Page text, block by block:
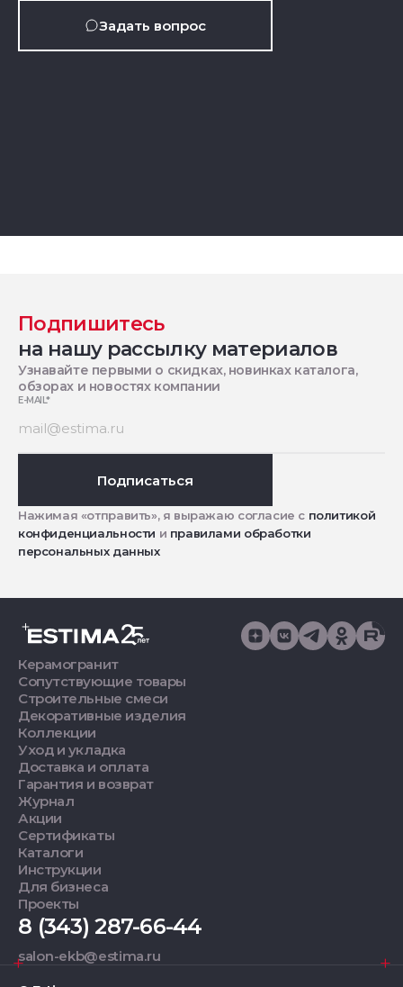
Задать вопрос
Подпишитесь
на нашу рассылку материалов
Узнавайте первыми о скидках, новинках каталога,
обзорах и новостях компании
E-MAIL*
Подписаться
Нажимая «отправить», я выражаю согласие с политикой
конфиденциальности и правилами обработки
персональных данных
Керамогранит
Сопутствующие товары
Строительные смеси
Декоративные изделия
Коллекции
Уход и укладка
Доставка и оплата
Гарантия и возврат
Журнал
Акции
Сертификаты
Каталоги
Инструкции
Для бизнеса
Проекты
8 (343) 287-66-44
salon-ekb@estima.ru